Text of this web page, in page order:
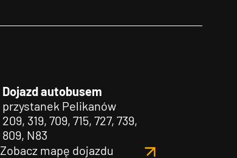
Dojazd autobusem
przystanek Pelikanów
209, 319, 709, 715, 727, 739,
809, N83
Zobacz mapę dojazdu